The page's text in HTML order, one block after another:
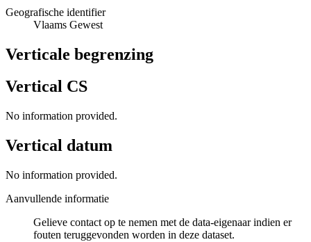
Geografische identifier
Vlaams Gewest
Verticale begrenzing
Vertical CS
No information provided.
Vertical datum
No information provided.
Aanvullende informatie
Gelieve contact op te nemen met de data-eigenaar indien er
fouten teruggevonden worden in deze dataset.